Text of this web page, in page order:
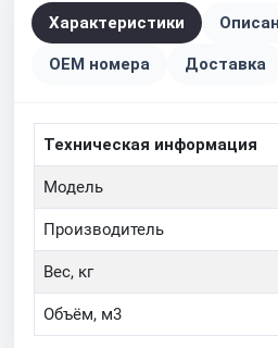
Характеристики
OEM номера Доставка
Техническая информация
Модель
Производитель
Вес, кг
Объём, м3